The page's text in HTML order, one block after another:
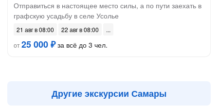
Отправиться в настоящее место силы, а по пути заехать в
графскую усадьбу в селе Усолье
21 авг в 08:00
22 авг в 08:00
от25 000 ₽за всё до 3 чел.
Другие экскурсии Самары